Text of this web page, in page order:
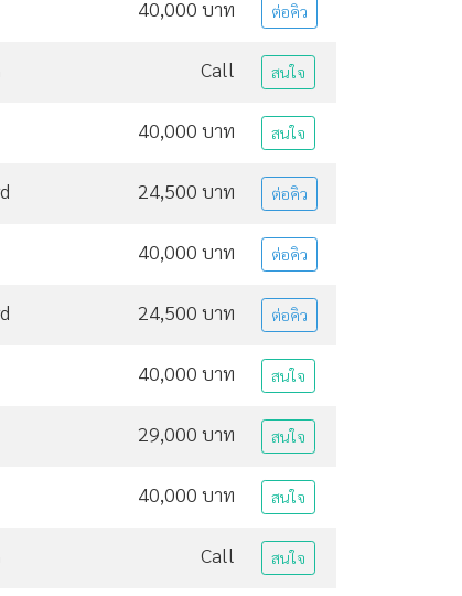
40,000 บาท ต่อคิว
Call สนใจ
40,000 บาท สนใจ
24,500 บาท ต่อคิว
40,000 บาท ต่อคิว
24,500 บาท ต่อคิว
40,000 บาท สนใจ
29,000 บาท สนใจ
40,000 บาท สนใจ
Call สนใจ